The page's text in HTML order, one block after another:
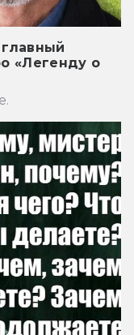
«Легенду о